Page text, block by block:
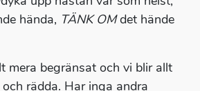
hända, TÄNK OMdet hände
mera begränsat och vi blir allt
rädda. Har inga andra